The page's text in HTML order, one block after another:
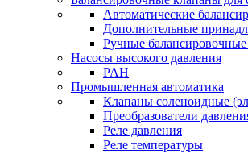
Автоматические
Дополнительные
Ручные
Насосы высокого давления
PAH
Промышленная автоматика
Клапаны соленоидные
Преобразователи
Реле давления
Реле температуры